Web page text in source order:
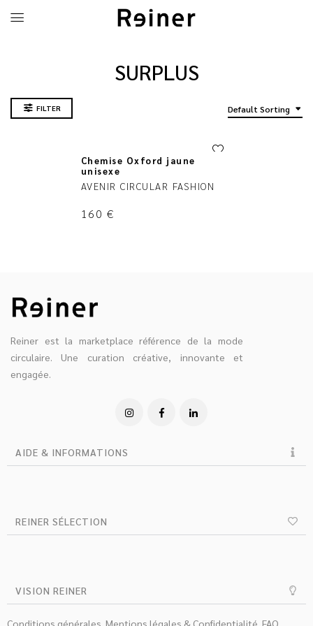
SURPLUS
FILTER Default Sorting
Chemise Oxford jaune
unisexe
AVENIR CIRCULAR FASHION
160 €
Reiner est la marketplace référence de la mode
circulaire. Une curation créative, innovante et
engagée.
AIDE & INFORMATIONS
REINER SÉLECTION
VISION REINER
Conditions générales Mentions légales & Confidentialité FAQ